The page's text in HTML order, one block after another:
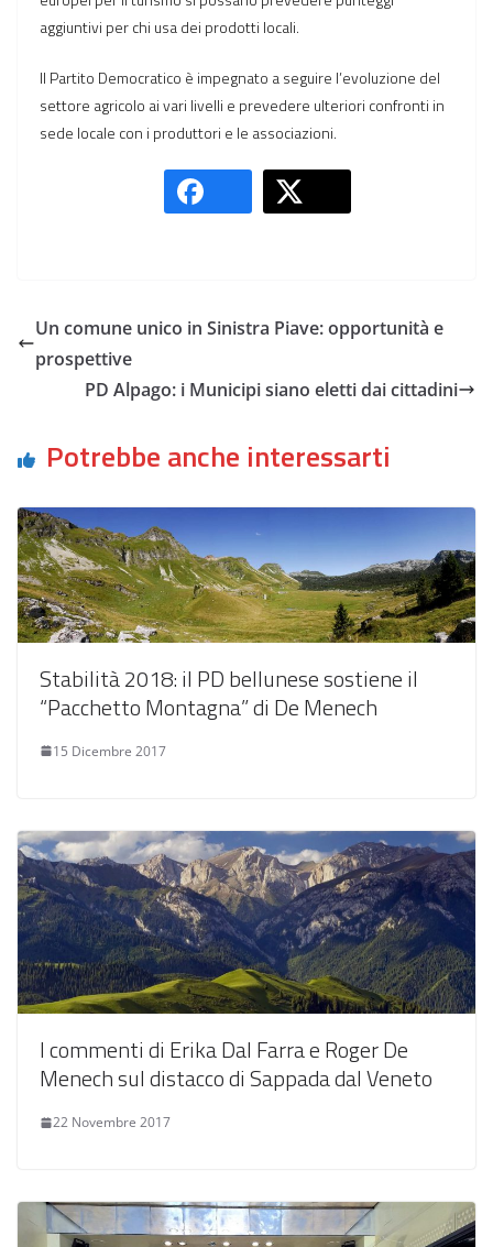
aggiuntivi per chi usa dei prodotti locali.
Il Partito Democratico è impegnato a seguire l’evoluzione del
settore agricolo ai vari livelli e prevedere ulteriori confronti in
sede locale con i produttori e le associazioni.
Un comune unico in Sinistra Piave: opportunità e
prospettive
PD Alpago: i Municipi siano eletti dai cittadini
Potrebbe anche interessarti
Stabilità 2018: il PD bellunese sostiene il
“Pacchetto Montagna” di De Menech
15 Dicembre 2017
I commenti di Erika Dal Farra e Roger De
Menech sul distacco di Sappada dal Veneto
22 Novembre 2017